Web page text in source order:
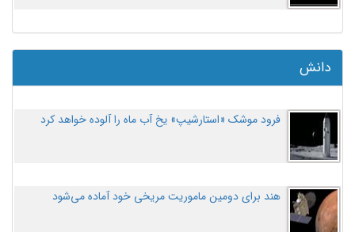
دانش
فرود موشک «استارشیپ» یخ آب ماه را آلوده خواهد کرد
هند برای دومین ماموریت مریخی خود آماده می‌شود